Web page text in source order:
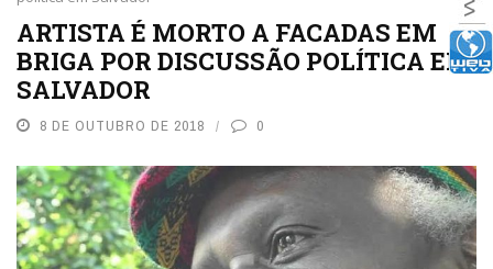
ARTISTA É MORTO A FACADAS EM
BRIGA POR DISCUSSÃO POLÍTICA EM
SALVADOR
8 DE OUTUBRO DE 2018 0